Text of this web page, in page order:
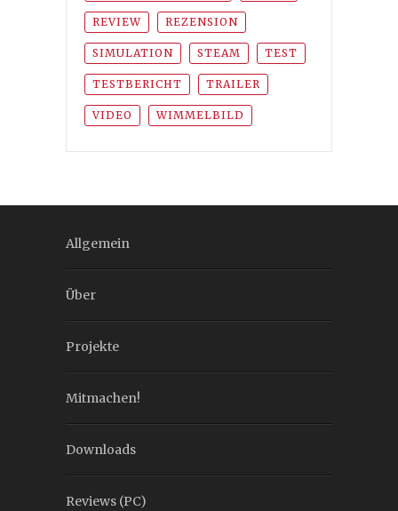
REVIEW REZENSION
SIMULATION STEAM TEST
TESTBERICHT TRAILER
VIDEO WIMMELBILD
Allgemein
Über
Projekte
Mitmachen!
Downloads
Reviews (PC)